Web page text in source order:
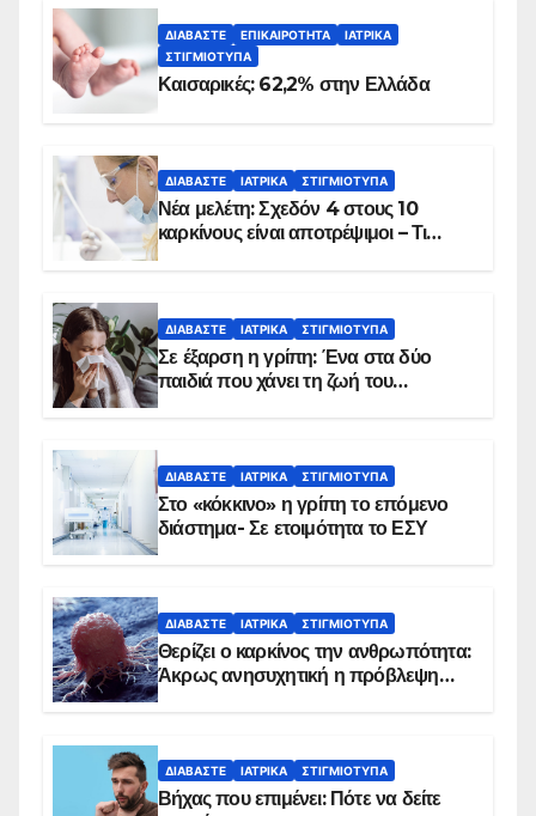
ΔΙΑΒΆΣΤΕ ΕΠΙΚΑΙΡΌΤΗΤΑ
ΙΑΤΡΙΚΆ
ΣΤΙΓΜΙΌΤΥΠΑ
Καισαρικές: 62,2% στην Ελλάδα
ΔΙΑΒΆΣΤΕ ΙΑΤΡΙΚΆ ΣΤΙΓΜΙΌΤΥΠΑ
Νέα μελέτη: Σχεδόν 4 στους 10
καρκίνους είναι αποτρέψιμοι – Τι
ΔΙΑΒΆΣΤΕ ΙΑΤΡΙΚΆ ΣΤΙΓΜΙΌΤΥΠΑ
Σε έξαρση η γρίπη: Ένα στα δύο
παιδιά που χάνει τη ζωή του
ΔΙΑΒΆΣΤΕ ΙΑΤΡΙΚΆ ΣΤΙΓΜΙΌΤΥΠΑ
Στο «κόκκινο» η γρίπη το επόμενο
διάστημα- Σε ετοιμότητα το ΕΣΥ
ΔΙΑΒΆΣΤΕ ΙΑΤΡΙΚΆ ΣΤΙΓΜΙΌΤΥΠΑ
Θερίζει ο καρκίνος την ανθρωπότητα:
Άκρως ανησυχητική η πρόβλεψη…
ΔΙΑΒΆΣΤΕ ΙΑΤΡΙΚΆ ΣΤΙΓΜΙΌΤΥΠΑ
Βήχας που επιμένει: Πότε να δείτε